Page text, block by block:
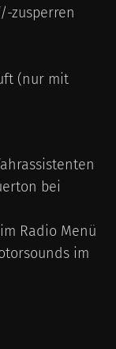
zusperren
(nur mit
bei
Radio Menü
im